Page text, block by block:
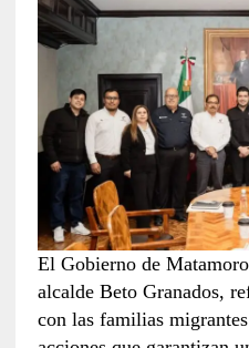
El Gobierno de
alcalde Beto Granados,
con las familias